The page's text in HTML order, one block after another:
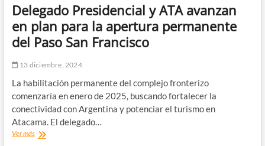
Delegado Presidencial y ATA avanzan
en plan para la apertura permanente
del Paso San Francisco
13 diciembre, 2024
La habilitación permanente del complejo fronterizo
comenzaría en enero de 2025, buscando fortalecer la
conectividad con Argentina y potenciar el turismo en
Atacama. El delegado…
Ver másDelegado